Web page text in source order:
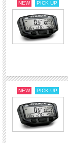
NEW PICK UP
NEW PICK UP